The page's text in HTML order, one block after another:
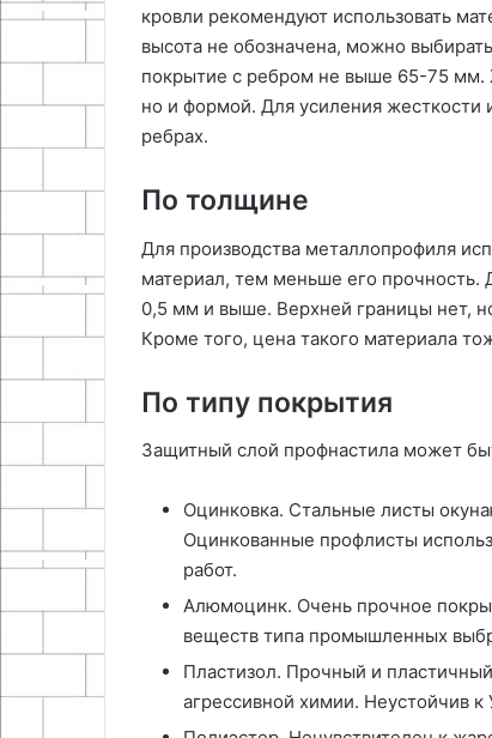
кровли рекомендуют использовать
высота не обозначена, можно
покрытие с ребром не выше 65-75 мм.
но и формой. Для усиления жесткости
ребрах.
По толщине
Для производства металлопрофиля
материал, тем меньше его
0,5 мм и выше. Верхней границы нет,
Кроме того, цена такого материала
По типу покрытия
Защитный слой профнастила может
Оцинковка. Стальные листы
Оцинкованные профлисты
работ.
Алюмоцинк. Очень прочное
веществ типа промышленных
Пластизол. Прочный и
агрессивной химии. Неустойчив